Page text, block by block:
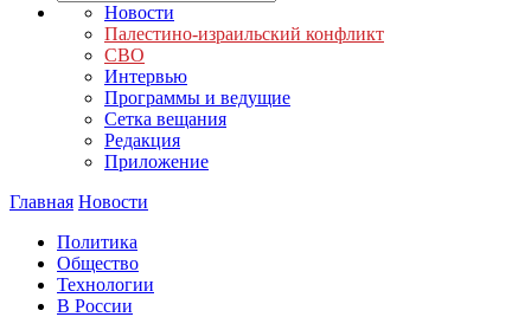
Новости
Палестино-израильский конфликт
СВО
Интервью
Программы и ведущие
Сетка вещания
Редакция
Приложение
Главная Новости
Политика
Общество
Технологии
В России